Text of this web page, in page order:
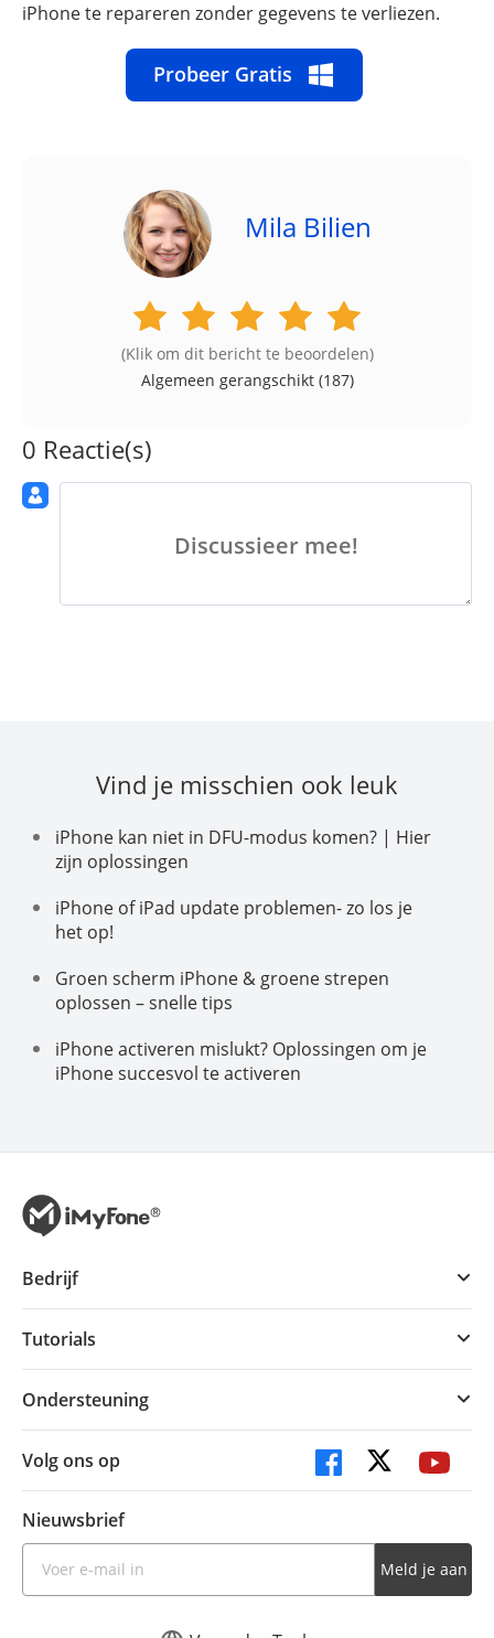
iPhone te repareren zonder gegevens te verliezen.
Probeer Gratis
Mila Bilien
(Klik om dit bericht te beoordelen)
Algemeen gerangschikt (187)
0 Reactie(s)
Discussieer mee!
Vind je misschien ook leuk
iPhone kan niet in DFU-modus komen? | Hier
zijn oplossingen
iPhone of iPad update problemen- zo los je
het op!
Groen scherm iPhone & groene strepen
oplossen – snelle tips
iPhone activeren mislukt? Oplossingen om je
iPhone succesvol te activeren
Bedrijf
Tutorials
Ondersteuning
Volg ons op
Nieuwsbrief
Meld je aan